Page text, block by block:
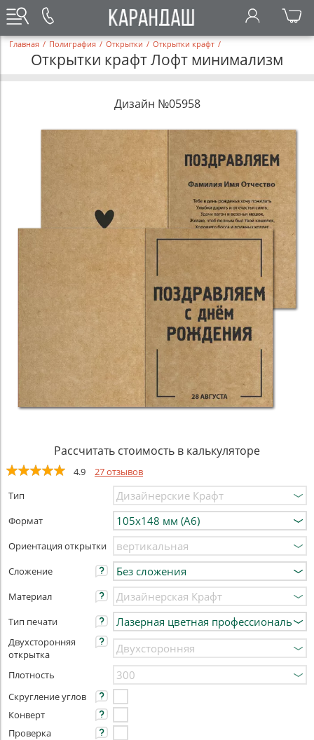
Главная / Полиграфия / Открытки / Открытки крафт /
Открытки крафт Лофт минимализм
Дизайн №05958
Рассчитать стоимость в калькуляторе
4.9
27 отзывов
Тип
Формат
Ориентация открытки
Сложение
Материал
Тип печати
Двухсторонняя
открытка
Плотность
Скругление углов
Конверт
Проверка